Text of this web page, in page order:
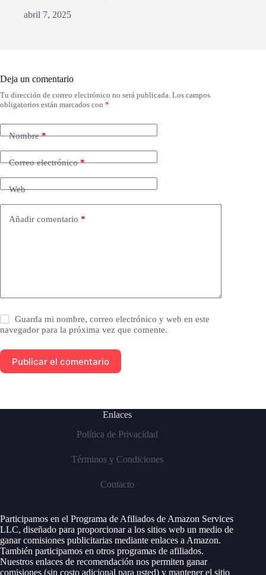
abril 7, 2025
Deja un comentario
Tu dirección de correo electrónico no será publicada. Los campos
obligatorios están marcados con *
Nombre*
Correo electrónico*
Web
Añadir comentario *
Guarda mi nombre, correo electrónico y web en este
navegador para la próxima vez que comente.
Publicar el comentario
Enlaces
Política de Privacidad
Términos y Condiciones
Contacto
Participamos en el Programa de Afiliados de Amazon Services
LLC, diseñado para proporcionar a los sitios web un medio de
ganar comisiones publicitarias mediante enlaces a Amazon.
También participamos en otros programas de afiliados.
Nuestros enlaces de recomendación nos permiten ganar
comisiones (sin costo adicional para usted) y mantener el sitio